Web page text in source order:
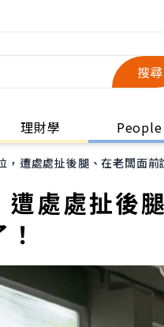
搜尋
理財學
，遭處處扯後腿、在老闆面前
處處扯後